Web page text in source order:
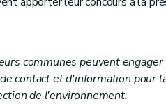
communes peuvent
contact et d'information pour
de l'environnement.